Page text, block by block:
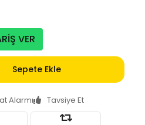
VER
Sepete Ekle
Alarmı Tavsiye Et